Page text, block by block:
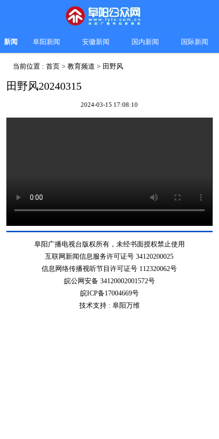
新闻 阜阳新闻 安徽新闻 国内新闻 国际新闻
当前位置 :首页 >教育频道 > 田野风
田野风20240315
2024-03-15 17:08:10
阜阳广播电视台版权所有，未经书面授权禁止使用
互联网新闻信息服务许可证号 34120200025
信息网络传播视听节目许可证号 112320062号
皖公网安备 34120002001572号
皖ICP备17004669号
技术支持 : 阜阳万维